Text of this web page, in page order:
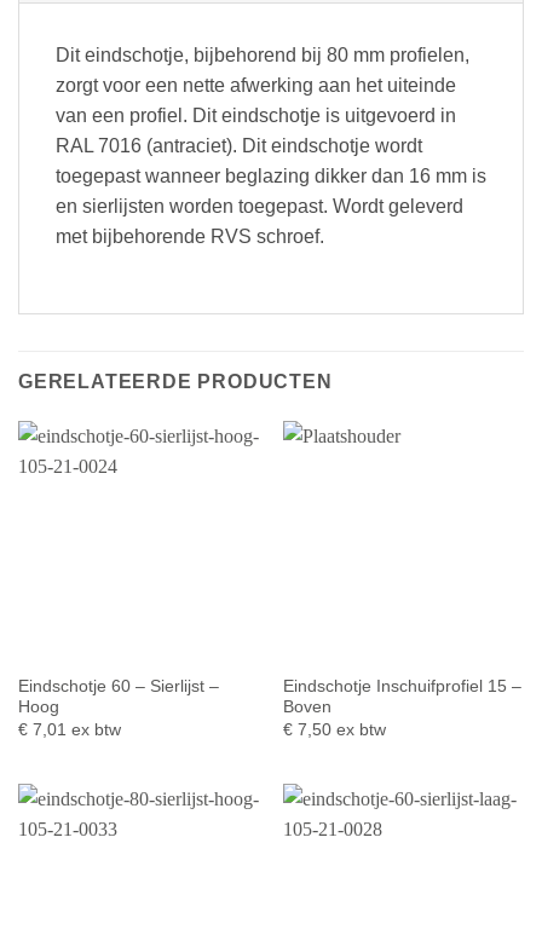
Dit eindschotje, bijbehorend bij 80 mm profielen,
zorgt voor een nette afwerking aan het uiteinde
van een profiel. Dit eindschotje is uitgevoerd in
RAL 7016 (antraciet). Dit eindschotje wordt
toegepast wanneer beglazing dikker dan 16 mm is
en sierlijsten worden toegepast. Wordt geleverd
met bijbehorende RVS schroef.
GERELATEERDE PRODUCTEN
Eindschotje 60 – Sierlijst –
Hoog
€7,01 ex btw
Eindschotje Inschuifprofiel 15 –
Boven
€7,50 ex btw